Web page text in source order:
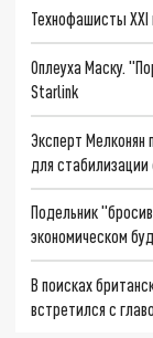
Технофашисты XXI
Оплеуха Маску.
Starlink
Эксперт Мелконян
для
Подельник
экономическом
В поисках
встретился с